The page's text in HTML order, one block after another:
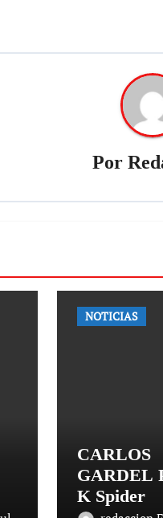
Por
NOTICIAS
CARLOS
GARDEL
K Spider